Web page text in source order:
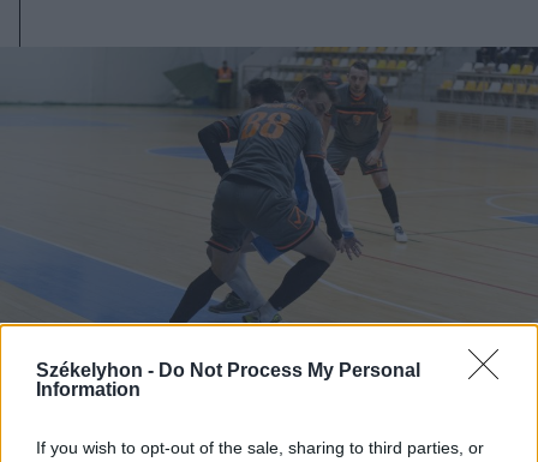
Székelyhon - Do Not Process My Personal
Information
If you wish to opt-out of the sale, sharing to third parties, or
2017. január 25., szerda